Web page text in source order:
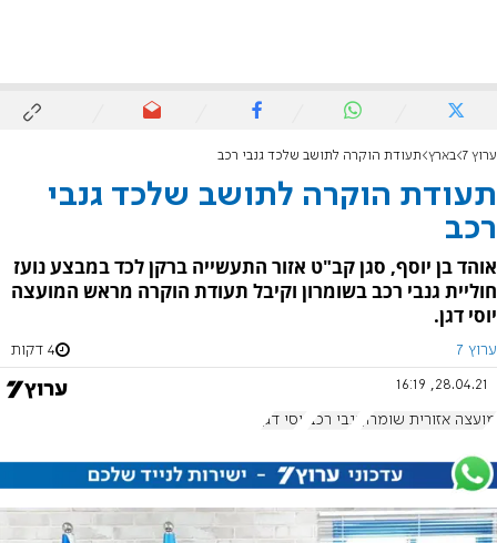
ערוץ 7 בארץ תעודת הוקרה לתושב שלכד גנבי רכב
תעודת הוקרה לתושב שלכד גנבי
רכב
אוהד בן יוסף, סגן קב"ט אזור התעשייה ברקן לכד במבצע נועז
חוליית גנבי רכב בשומרון וקיבל תעודת הוקרה מראש המועצה
יוסי דגן.
ערוץ 7 4 דקות
28.04.21, 16:19
מועצה אזורית שומרון גנבי רכב יוסי דגן